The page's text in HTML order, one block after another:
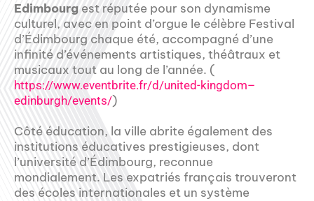
Edimbourg est réputée pour son dynamisme
culturel, avec en point d’orgue le célèbre Festival
d’Édimbourg chaque été, accompagné d’une
infinité d’événements artistiques, théâtraux et
musicaux tout au long de l’année. (
https://www.eventbrite.fr/d/united-kingdom–
edinburgh/events/)
Côté éducation, la ville abrite également des
institutions éducatives prestigieuses, dont
l’université d’Édimbourg, reconnue
mondialement. Les expatriés français trouveront
des écoles internationales et un système